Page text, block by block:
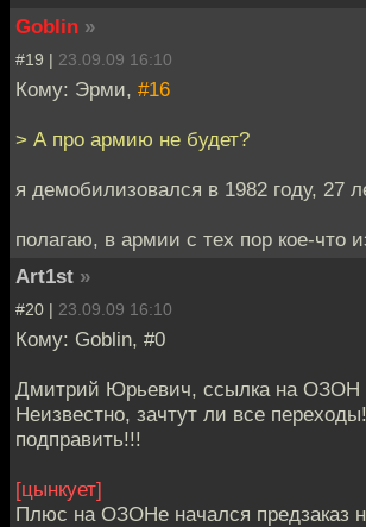
Goblin »
#19 | 23.09.09 16:10
Кому: Эрми, #16
> А про армию не будет?
я демобилизовался в 1982 году, 27
полагаю, в армии с тех пор кое-что
Art1st »
#20 | 23.09.09 16:10
Кому: Goblin, #0
Дмитрий Юрьевич, ссылка на ОЗОН
Неизвестно, зачтут ли все
подправить!!!
[цынкует]
Плюс на ОЗОНе начался предзаказ